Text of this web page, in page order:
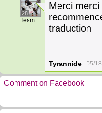
28
Team
Merci
traduction
Tyrannide 05/
Comment on Facebook